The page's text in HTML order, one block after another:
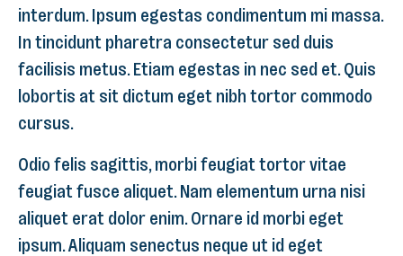
interdum. Ipsum egestas condimentum mi massa.
In tincidunt pharetra consectetur sed duis
facilisis metus. Etiam egestas in nec sed et. Quis
lobortis at sit dictum eget nibh tortor commodo
cursus.
Odio felis sagittis, morbi feugiat tortor vitae
feugiat fusce aliquet. Nam elementum urna nisi
aliquet erat dolor enim. Ornare id morbi eget
ipsum. Aliquam senectus neque ut id eget